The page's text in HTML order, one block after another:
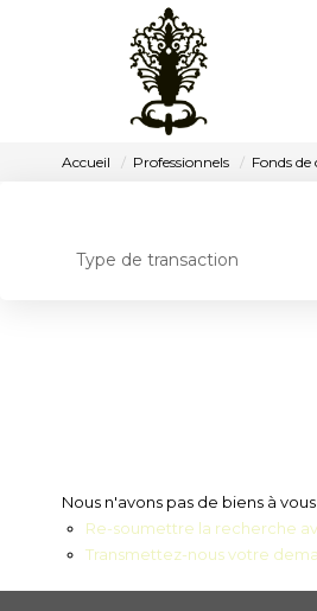
Accueil Professionnels Fonds
Type de transaction
Nous n'avons pas de biens à
Re-soumettre la recherche
Transmettez-nous votre